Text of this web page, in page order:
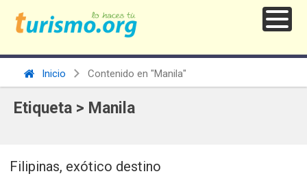
Inicio Contenido en "Manila"
Etiqueta > Manila
Filipinas, exótico destino